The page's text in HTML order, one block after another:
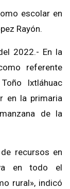
escolar en
Rayón.
2022.- En la
referente
Ixtláhuac
en la primaria
de la
recursos en
en todo el
rural», indicó